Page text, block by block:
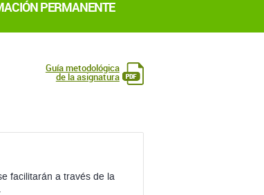
PERMANENTE
Guía metodológica
de la asignatura
facilitarán a través de la